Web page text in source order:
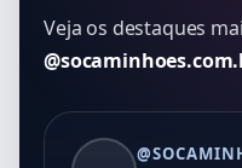
Veja os destaques